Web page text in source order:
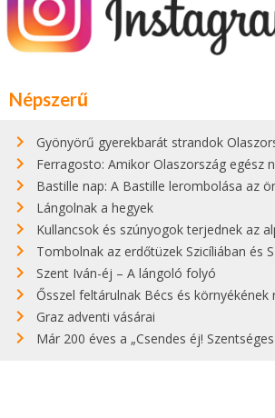
Népszerű
Gyönyörű gyerekbarát strandok Olaszországban -
Ferragosto: Amikor Olaszország egész
Bastille nap: A Bastille lerombolása az
Lángolnak a hegyek
Kullancsok és szúnyogok terjednek az
Tombolnak az erdőtüzek Szicíliában és
Szent Iván-éj – A lángoló folyó
Ősszel feltárulnak Bécs és környékének
Graz adventi vásárai
Már 200 éves a „Csendes éj!